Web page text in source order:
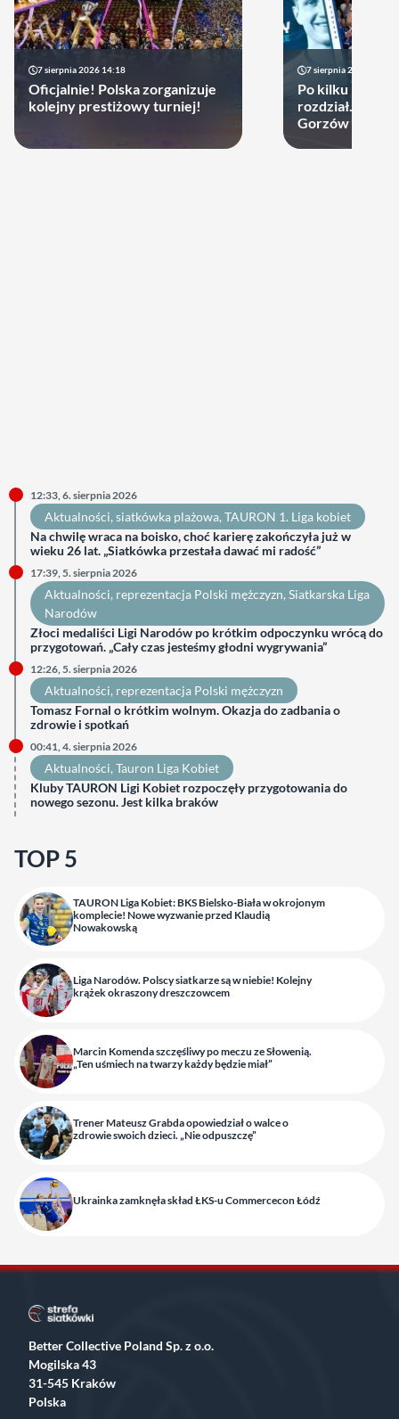
7 sierpnia 2026 14:18
Oficjalnie! Polska zorganizuje
kolejny prestiżowy turniej!
7 sierpnia 2026 13:49
Po kilku latach
rozdział.
Gorzów może
12:33, 6. sierpnia 2026
Aktualności, siatkówka plażowa, TAURON 1. Liga kobiet
Na chwilę wraca na boisko, choć karierę zakończyła już w
wieku 26 lat. „Siatkówka przestała dawać mi radość”
17:39, 5. sierpnia 2026
Aktualności, reprezentacja Polski mężczyzn, Siatkarska Liga
Narodów
Złoci medaliści Ligi Narodów po krótkim odpoczynku wrócą do
przygotowań. „Cały czas jesteśmy głodni wygrywania”
12:26, 5. sierpnia 2026
Aktualności, reprezentacja Polski mężczyzn
Tomasz Fornal o krótkim wolnym. Okazja do zadbania o
zdrowie i spotkań
00:41, 4. sierpnia 2026
Aktualności, Tauron Liga Kobiet
Kluby TAURON Ligi Kobiet rozpoczęły przygotowania do
nowego sezonu. Jest kilka braków
TOP 5
TAURON Liga Kobiet: BKS Bielsko-Biała w okrojonym
komplecie! Nowe wyzwanie przed Klaudią
Nowakowską
Liga Narodów. Polscy siatkarze są w niebie! Kolejny
krążek okraszony dreszczowcem
Marcin Komenda szczęśliwy po meczu ze Słowenią.
„Ten uśmiech na twarzy każdy będzie miał”
Trener Mateusz Grabda opowiedział o walce o
zdrowie swoich dzieci. „Nie odpuszczę”
Ukrainka zamknęła skład ŁKS-u Commercecon Łódź
Better Collective Poland Sp. z o.o.
Mogilska 43
31-545 Kraków
Polska